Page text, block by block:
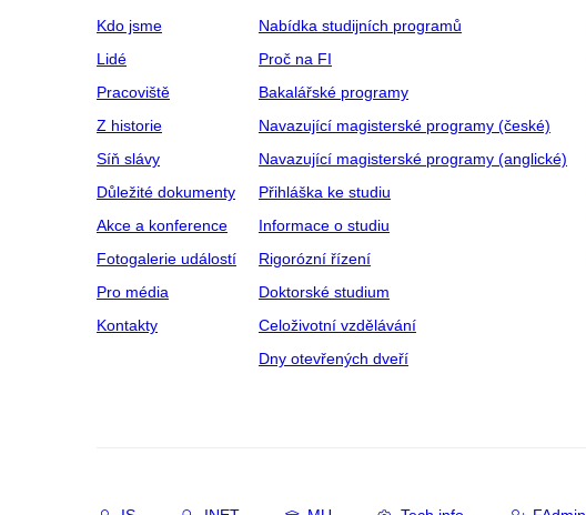
Kdo jsme
Lidé
Pracoviště
Z historie
Síň slávy
Důležité dokumenty
Akce a konference
Fotogalerie událostí
Pro média
Kontakty
Nabídka studijních programů
Proč na FI
Bakalářské programy
Navazující magisterské programy (české)
Navazující magisterské programy (anglické)
Přihláška ke studiu
Informace o studiu
Rigorózní řízení
Doktorské studium
Celoživotní vzdělávání
Dny otevřených dveří